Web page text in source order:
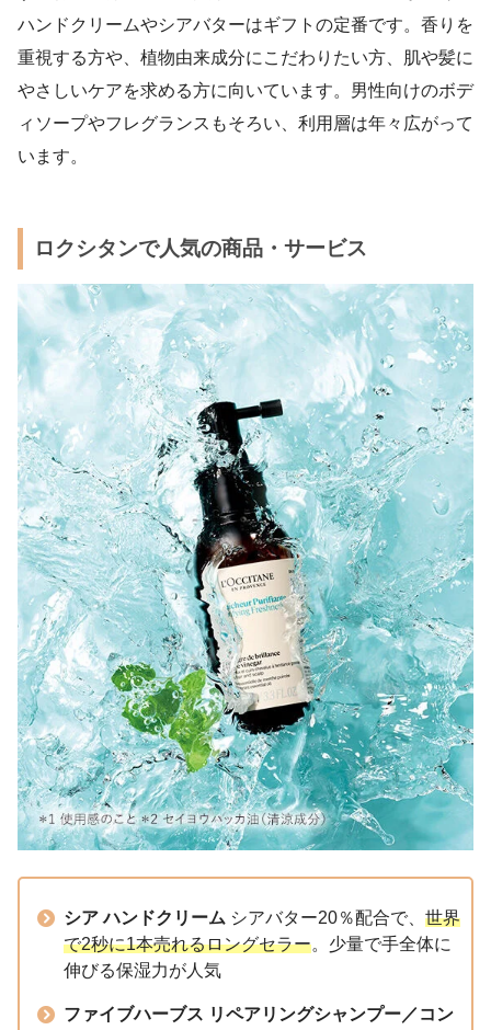
ハンドクリームやシアバターはギフトの定番です。香りを
重視する方や、植物由来成分にこだわりたい方、肌や髪に
やさしいケアを求める方に向いています。男性向けのボデ
ィソープやフレグランスもそろい、利用層は年々広がって
います。
ロクシタンで人気の商品・サービス
シア ハンドクリーム シアバター20％配合で、 世界
で2秒に1本売れるロングセラー。少量で手全体に
伸びる保湿力が人気
ファイブハーブス リペアリングシャンプー／コン